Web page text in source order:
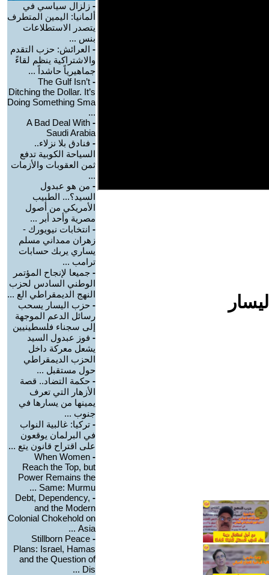
- زلزال سياسي في
ألمانيا: اليمين المتطرف
يتصدر الاستطلاعات
بنس ...
- العرائش: حزب التقدم
والاشتراكية ينظم لقاءً
جماهيرياً حاشداً ...
-
The Gulf Isn’t
Ditching the Dollar. It’s
Doing Something Sma
...
-
A Bad Deal With
Saudi Arabia
- فنادق بلا نزلاء..
السياحة الكوبية تدفع
ثمن العقوبات والأزمات
...
- من هو عبدول
السيد؟... الطبيب
الأمريكي من أصول
مصرية وأحد أبر ...
- انتخابات نيويورك -
زهران ممداني مسلم
يساري يربك حسابات
ترامب ...
- جميعا لإنجاح المؤتمر
الوطني السادس لحزب
النهج الديمقراطي الع ...
- حزب اليسار يسحب
رسائل الدعم الموجهة
إلى سجناء فلسطينيين
- فوز عبدول السيد
يشعل معركة داخل
الحزب الديمقراطي
حول مستقبل ...
- حكمة التضاد.. قصة
الأزهار التي تعرف
يمينها من يسارها في
جنوب ...
- تركيا: غالبية النواب
في البرلمان يوقعون
على اقتراح قانون يتع ...
-
When Women
Reach the Top, but
Power Remains the
Same: Murmu ...
-
Debt, Dependency,
and the Modern
Colonial Chokehold on
Asia ...
-
Stillborn Peace
Plans: Israel, Hamas
and the Question of
Dis ...